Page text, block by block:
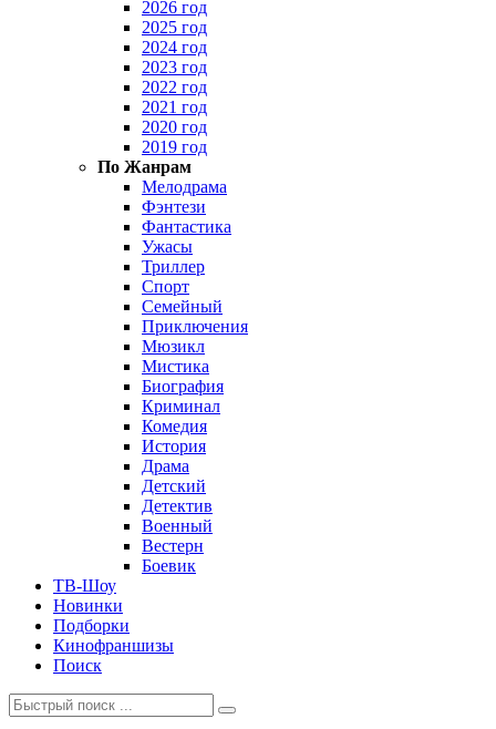
2026 год
2025 год
2024 год
2023 год
2022 год
2021 год
2020 год
2019 год
По Жанрам
Мелодрама
Фэнтези
Фантастика
Ужасы
Триллер
Спорт
Семейный
Приключения
Мюзикл
Мистика
Биография
Криминал
Комедия
История
Драма
Детский
Детектив
Военный
Вестерн
Боевик
ТВ-Шоу
Новинки
Подборки
Кинофраншизы
Поиск